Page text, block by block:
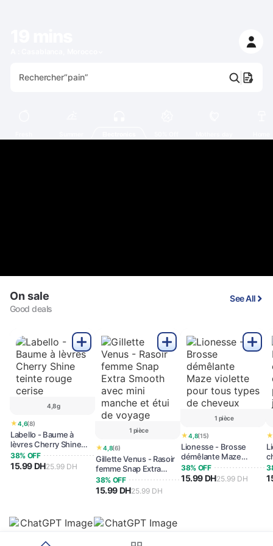
Rechercher“pain”
On sale
Good deals
See All
4,8 g
★4,6(8)
Labello - Baume à
lèvres Cherry Shine
teinte rouge cerise
38% OFF
15.99 DH25.99 DH
1 pièce
★4,8(6)
Gillette Venus - Rasoir
femme Snap Extra
Smooth avec mini
manche et étui de
38% OFF
15.99 DH25.99 DH
1 pièce
★4,8(15)
Lionesse - Brosse
démêlante Maze
violette pour tous
types de cheveux
38% OFF
15.99 DH25.99 DH
★